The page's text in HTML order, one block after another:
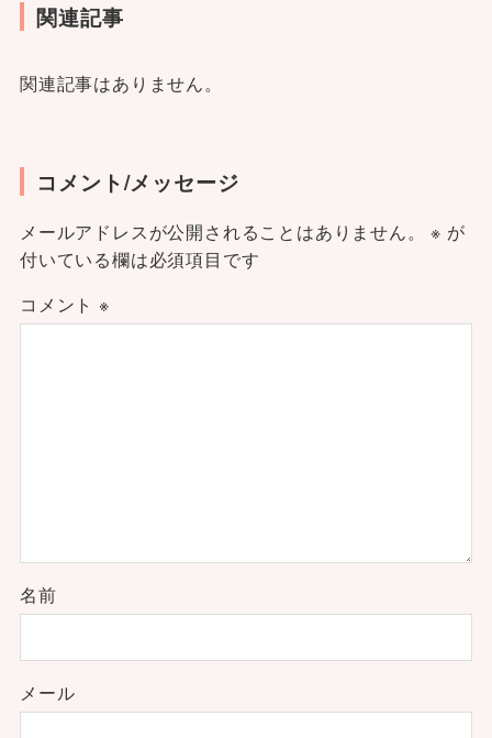
関連記事
関連記事はありません。
コメント/メッセージ
メールアドレスが公開されることはありません。 ※ が
付いている欄は必須項目です
コメント ※
名前
メール